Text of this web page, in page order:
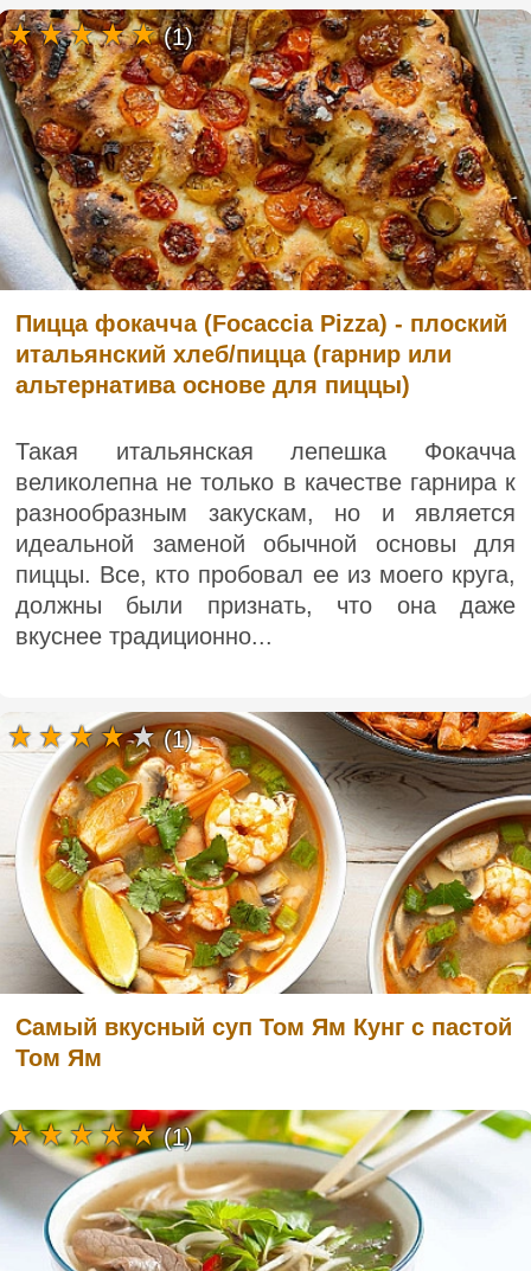
Пицца фокачча (Focaccia Pizza) - плоский
итальянский хлеб/пицца (гарнир или
альтернатива основе для пиццы)
Такая итальянская лепешка Фокачча
великолепна не только в качестве гарнира к
разнообразным закускам, но и является
идеальной заменой обычной основы для
пиццы. Все, кто пробовал ее из моего круга,
должны были признать, что она даже
вкуснее традиционно...
(1)
Самый вкусный суп Том Ям Кунг с пастой
Том Ям
(1)
(1)